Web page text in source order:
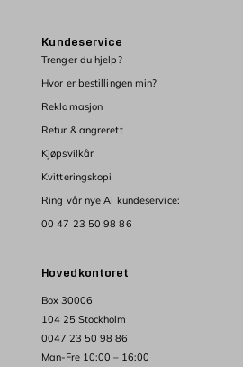
Hovedkontoret
Box 30006
104 25 Stockholm
0047 23 50 98 86
Man-Fre 10:00 – 16:00
Kundeservice
Trenger du hjelp?
Hvor er bestillingen min?
Reklamasjon
Retur & angrerett
Kjøpsvilkår
Kvitteringskopi
Ring vår nye AI kundeservice:
00 47 23 50 98 86